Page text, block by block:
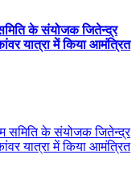
के संयोजक जितेन्द्र
यात्रा में किया आमंत्रित